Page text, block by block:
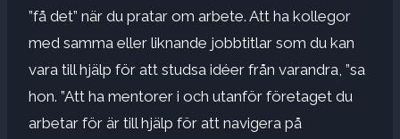
”få det” när du pratar om arbete. Att ha kollegor
med samma eller liknande jobbtitlar som du kan
vara till hjälp för att studsa idéer från varandra, ”sa
hon. ”Att ha mentorer i och utanför företaget du
arbetar för är till hjälp för att navigera på